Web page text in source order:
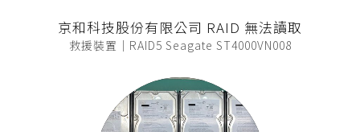
京和科技股份有限公司 RAID 無法讀取
救援裝置｜RAID5 Seagate ST4000VN008